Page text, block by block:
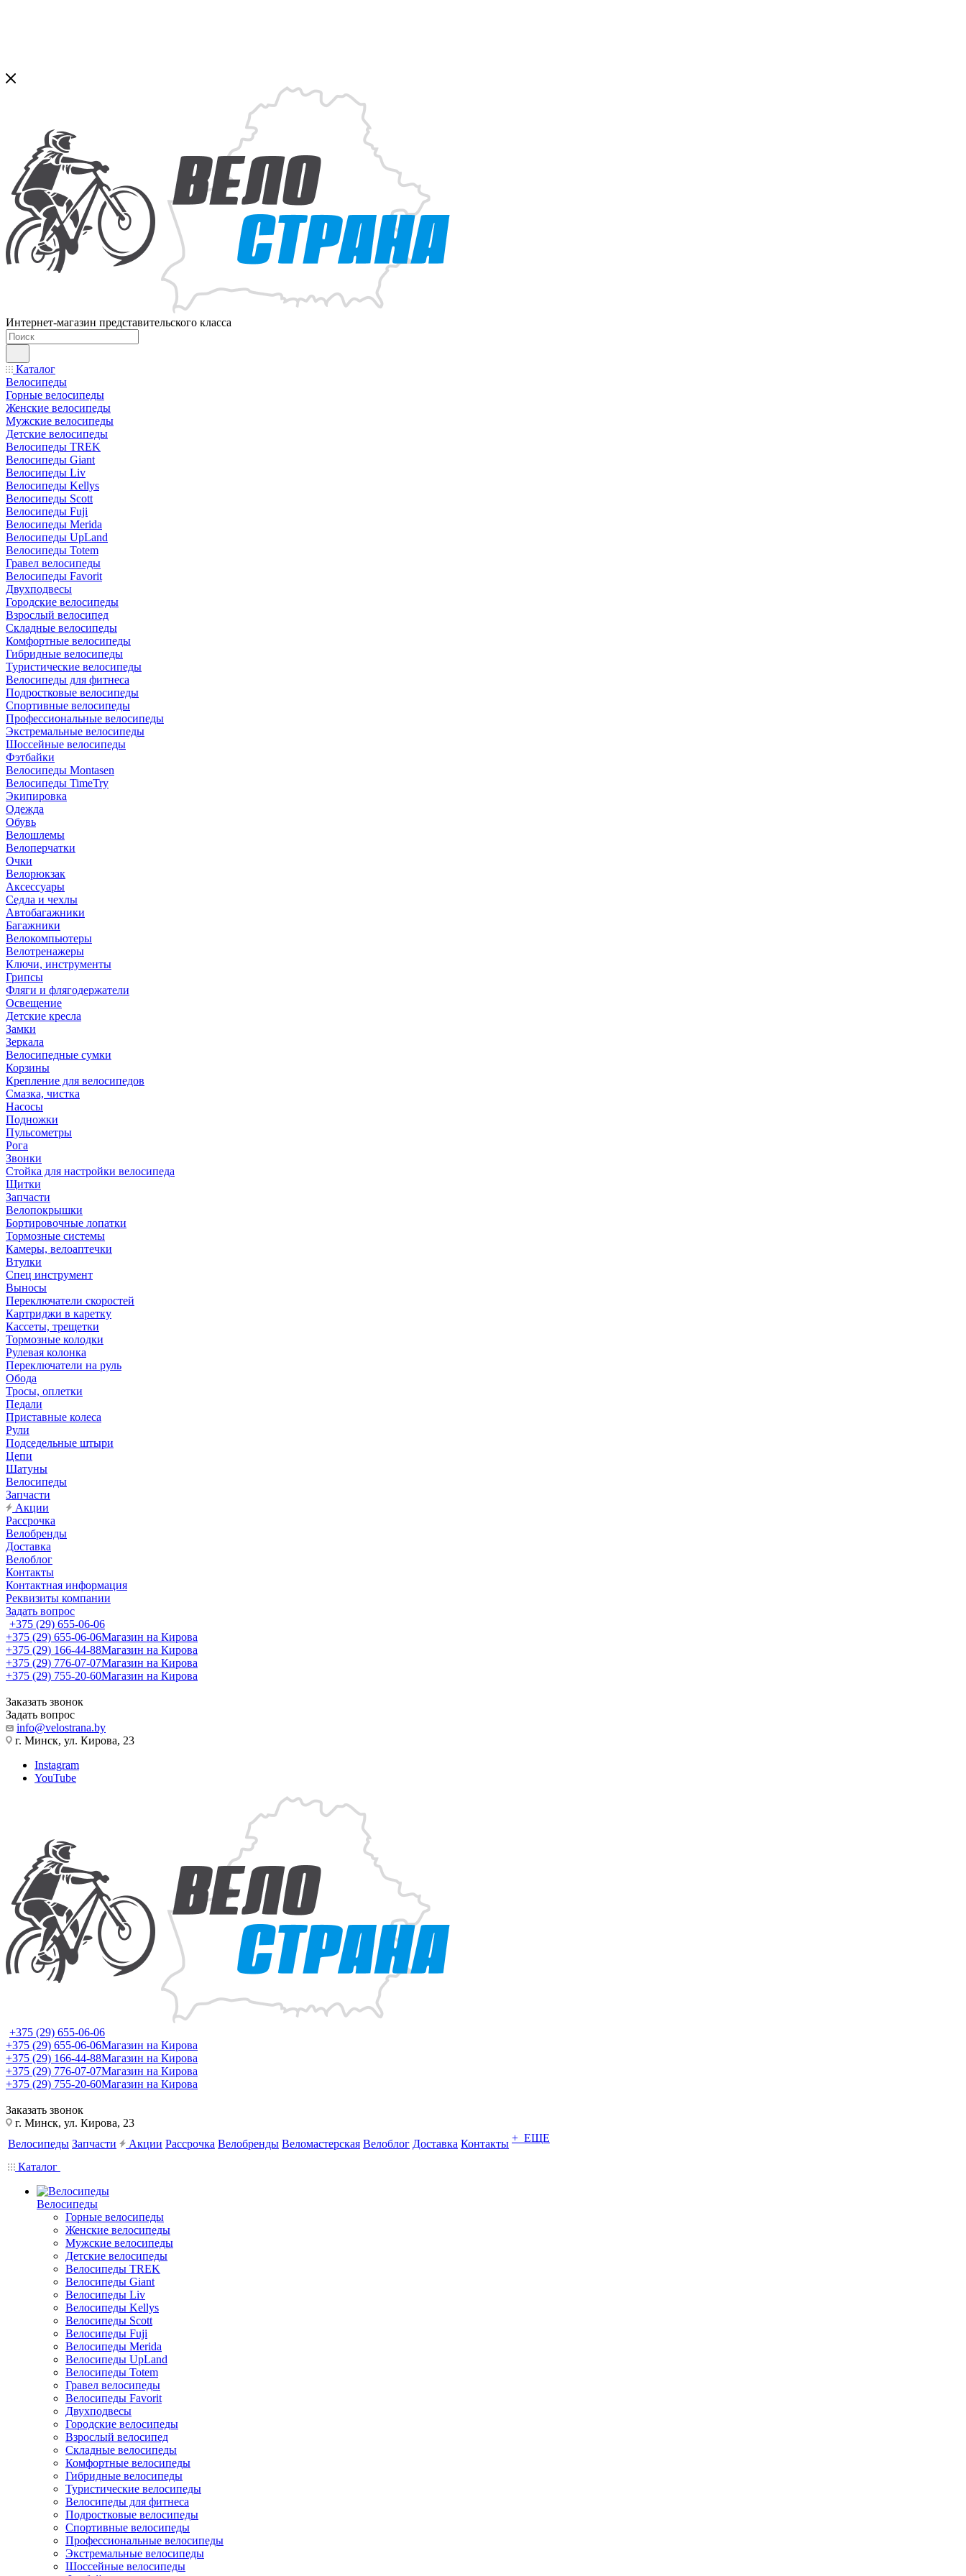
Интернет-магазин представительского класса
Каталог
Велосипеды
Горные велосипеды
Женские велосипеды
Мужские велосипеды
Детские велосипеды
Велосипеды TREK
Велосипеды Giant
Велосипеды Liv
Велосипеды Kellys
Велосипеды Scott
Велосипеды Fuji
Велосипеды Merida
Велосипеды UpLand
Велосипеды Totem
Гравел велосипеды
Велосипеды Favorit
Двухподвесы
Городские велосипеды
Взрослый велосипед
Складные велосипеды
Комфортные велосипеды
Гибридные велосипеды
Туристические велосипеды
Велосипеды для фитнеса
Подростковые велосипеды
Спортивные велосипеды
Профессиональные велосипеды
Экстремальные велосипеды
Шоссейные велосипеды
Фэтбайки
Велосипеды Montasen
Велосипеды TimeTry
Экипировка
Одежда
Обувь
Велошлемы
Велоперчатки
Очки
Велорюкзак
Аксессуары
Седла и чехлы
Автобагажники
Багажники
Велокомпьютеры
Велотренажеры
Ключи, инструменты
Грипсы
Фляги и флягодержатели
Освещение
Детские кресла
Замки
Зеркала
Велосипедные сумки
Корзины
Крепление для велосипедов
Смазка, чистка
Насосы
Подножки
Пульсометры
Рога
Звонки
Стойка для настройки велосипеда
Щитки
Запчасти
Велопокрышки
Бортировочные лопатки
Тормозные системы
Камеры, велоаптечки
Втулки
Спец инструмент
Выносы
Переключатели скоростей
Картриджи в каретку
Кассеты, трещетки
Тормозные колодки
Рулевая колонка
Переключатели на руль
Обода
Тросы, оплетки
Педали
Приставные колеса
Рули
Подседельные штыри
Цепи
Шатуны
Велосипеды
Запчасти
Акции
Рассрочка
Велобренды
Доставка
Велоблог
Контакты
Контактная информация
Реквизиты компании
Задать вопрос
+375 (29) 655-06-06
+375 (29) 655-06-06Магазин на Кирова
+375 (29) 166-44-88Магазин на Кирова
+375 (29) 776-07-07Магазин на Кирова
+375 (29) 755-20-60Магазин на Кирова
Заказать звонок
Задать вопрос
info@velostrana.by
г. Минск, ул. Кирова, 23
Instagram
YouTube
+375 (29) 655-06-06
+375 (29) 655-06-06Магазин на Кирова
+375 (29) 166-44-88Магазин на Кирова
+375 (29) 776-07-07Магазин на Кирова
+375 (29) 755-20-60Магазин на Кирова
Заказать звонок
г. Минск, ул. Кирова, 23
Велосипеды Запчасти Акции Рассрочка Велобренды Веломастерская Велоблог Доставка Контакты + ЕЩЕ
Каталог
Велосипеды
Горные велосипеды
Женские велосипеды
Мужские велосипеды
Детские велосипеды
Велосипеды TREK
Велосипеды Giant
Велосипеды Liv
Велосипеды Kellys
Велосипеды Scott
Велосипеды Fuji
Велосипеды Merida
Велосипеды UpLand
Велосипеды Totem
Гравел велосипеды
Велосипеды Favorit
Двухподвесы
Городские велосипеды
Взрослый велосипед
Складные велосипеды
Комфортные велосипеды
Гибридные велосипеды
Туристические велосипеды
Велосипеды для фитнеса
Подростковые велосипеды
Спортивные велосипеды
Профессиональные велосипеды
Экстремальные велосипеды
Шоссейные велосипеды